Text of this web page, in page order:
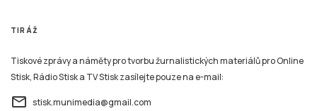
TIRÁŽ
Tiskové zprávy a náměty pro tvorbu žurnalistických materiálů pro Online
Stisk, Rádio Stisk a TV Stisk zasílejte pouze na e-mail:
email stisk.munimedia@gmail.com